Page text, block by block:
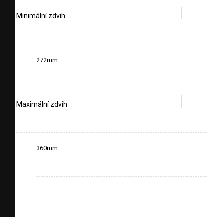
Minimální zdvih
272mm
Maximální zdvih
360mm